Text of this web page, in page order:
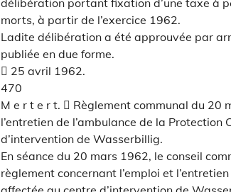
délibération portant fixation d’une taxe à
morts, à partir de l’exercice 1962.
Ladite délibération a été approuvée par
publiée en due forme.
 25 avril 1962.
470
M e r t e r t.  Règlement communal du 20
l’entretien de l’ambulance de la
d’intervention de Wasserbillig.
En séance du 20 mars 1962, le conseil
règlement concernant l’emploi et